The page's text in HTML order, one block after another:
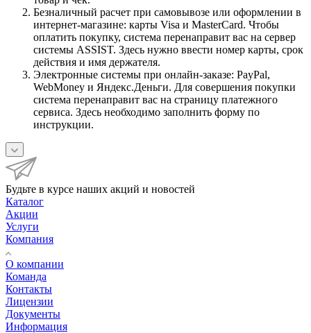
Безналичный расчет при самовывозе или оформлении в
интернет-магазине: карты Visa и MasterCard. Чтобы
оплатить покупку, система перенаправит вас на сервер
системы ASSIST. Здесь нужно ввести номер карты, срок
действия и имя держателя.
Электронные системы при онлайн-заказе: PayPal,
WebMoney и Яндекс.Деньги. Для совершения покупки
система перенаправит вас на страницу платежного
сервиса. Здесь необходимо заполнить форму по
инструкции.
Будьте в курсе наших акций и новостей
Каталог
Акции
Услуги
Компания
О компании
Команда
Контакты
Лицензии
Документы
Информация